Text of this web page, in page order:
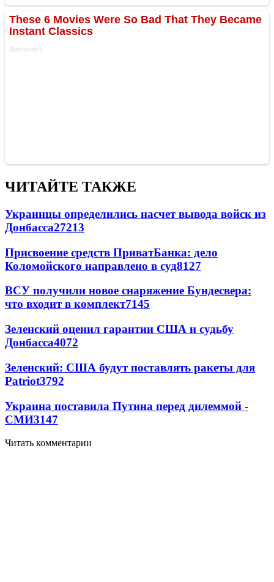
ЧИТАЙТЕ ТАКЖЕ
Украинцы определились насчет вывода войск из
Донбасса27213
Присвоение средств ПриватБанка: дело
Коломойского направлено в суд8127
ВСУ получили новое снаряжение Бундесвера:
что входит в комплект7145
Зеленский оценил гарантии США и судьбу
Донбасса4072
Зеленский: США будут поставлять ракеты для
Patriot3792
Украина поставила Путина перед дилеммой -
СМИ3147
Читать комментарии